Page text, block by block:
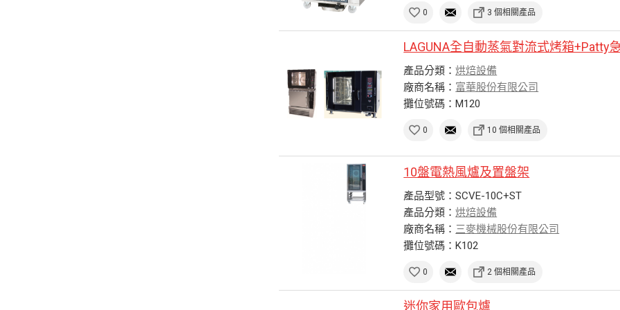
0 3 個相關產品
LAGUNA全自動蒸氣對流式烤箱+Patty
產品分類：烘焙設備
廠商名稱： 富華股份有限公司
攤位號碼：M120
0 10 個相關產品
10盤電熱風爐及置盤架
產品型號：SCVE-10C+ST
產品分類：烘焙設備
廠商名稱： 三麥機械股份有限公司
攤位號碼：K102
0 2 個相關產品
迷你家用歐包爐